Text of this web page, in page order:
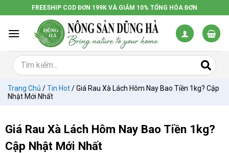
đến
dung
FREESHIP COD ĐƠN 199K VÀ GIẢM 10% TỔNG HÓA ĐƠN
Trang Chủ /Tin Hot/Giá Rau Xà Lách Hôm Nay Bao Tiền 1kg? Cập
Nhật Mới Nhất
Giá Rau Xà Lách Hôm Nay Bao Tiền 1kg?
Cập Nhật Mới Nhất